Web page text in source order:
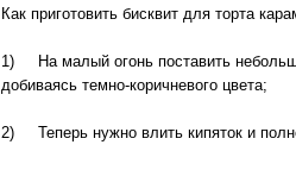
Как приготовить бисквит для торта
1) На малый огонь поставить
добиваясь темно-коричневого цвета;
2) Теперь нужно влить кипяток и